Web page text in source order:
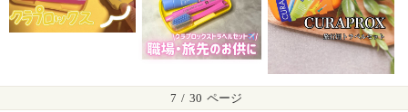
7 / 30 ページ